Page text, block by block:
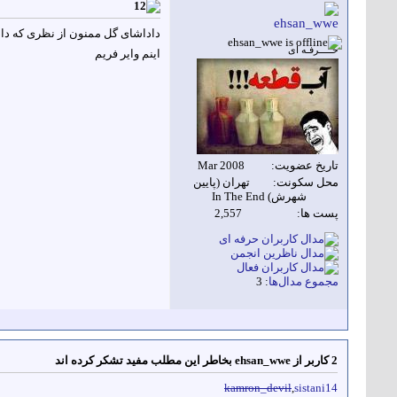
ehsan_wwe
حـــــرفـه ای
تاريخ عضويت
Mar 2008
محل سكونت
تهران (پایین
شهرش) In The End
پست ها
2,557
مجموع مدال‌ها: 3
داداشای گل ممنون از نظری که
اینم وایر فریم
2 کاربر از ehsan_wwe بخاطر این مطلب مفید تشکر کرده اند
kamron_devil sistani14